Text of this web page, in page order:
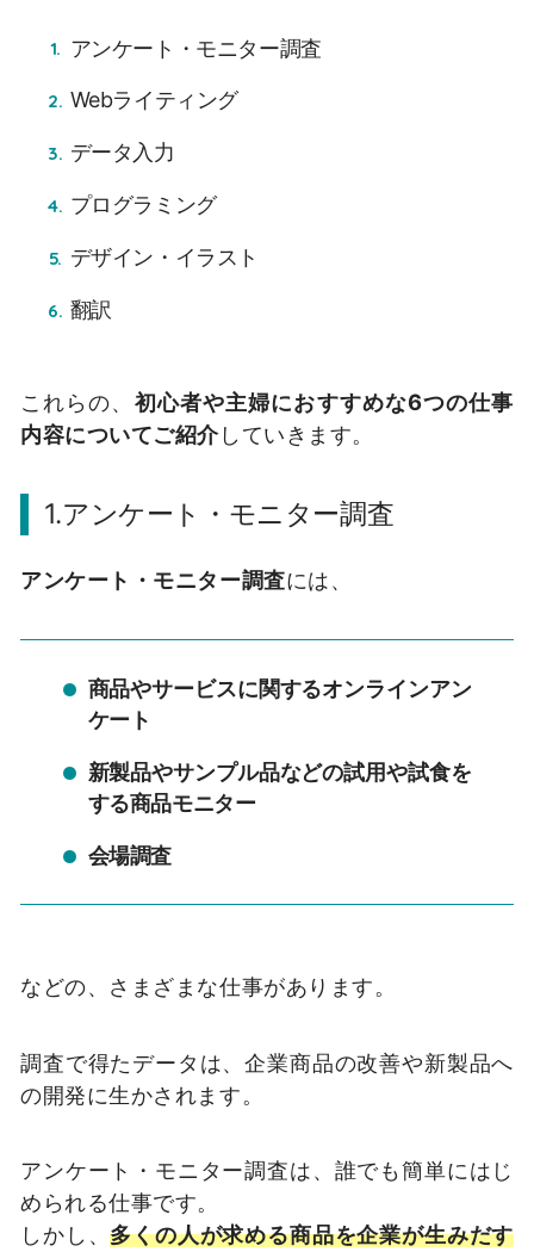
アンケート・モニター調査
Webライティング
データ入力
プログラミング
デザイン・イラスト
翻訳
これらの、 初心者や主婦におすすめな6つの仕事
内容についてご紹介していきます。
1.アンケート・モニター調査
アンケート・モニター調査には、
商品やサービスに関するオンラインアン
ケート
新製品やサンプル品などの試用や試食を
する商品モニター
会場調査
などの、さまざまな仕事があります。
調査で得たデータは、企業商品の改善や新製品へ
の開発に生かされます。
アンケート・モニター調査は、誰でも簡単にはじ
められる仕事です。
しかし、多くの人が求める商品を企業が生みだす